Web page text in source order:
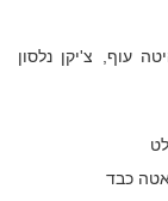
עוף, צ'יקן נלסון
כבד